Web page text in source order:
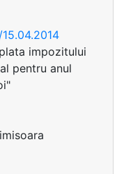
impozitului
pentru anul